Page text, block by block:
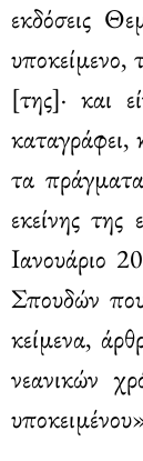
εκδόσεις
υποκείμενο,
[της]· και
καταγράφει,
τα
εκείνης
Ιανουάριο
Σπουδών
κείμενα,
νεανικών